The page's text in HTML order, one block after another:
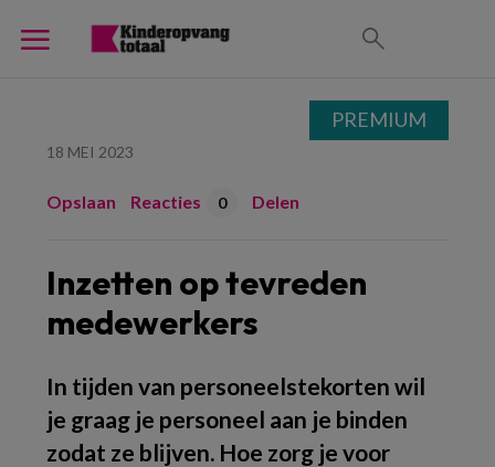
18 MEI 2023
Opslaan Reacties 0 Delen
Inzetten op tevreden
medewerkers
In tijden van personeelstekorten wil
je graag je personeel aan je binden
zodat ze blijven. Hoe zorg je voor
PREMIUM